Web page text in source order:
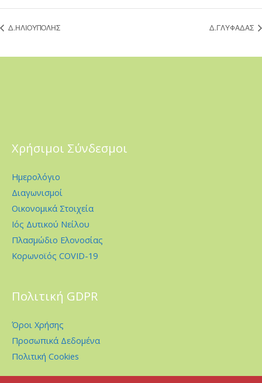
Δ.ΗΛΙΟΥΠΟΛΗΣ Δ.ΓΛΥΦΑΔΑΣ
Χρήσιμοι Σύνδεσμοι
Ημερολόγιο
Διαγωνισμοί
Οικονομικά Στοιχεία
Ιός Δυτικού Νείλου
Πλασμώδιο Ελονοσίας
Κορωνοϊός COVID-19
Πολιτική GDPR
Όροι Χρήσης
Προσωπικά Δεδομένα
Πολιτική Cookies